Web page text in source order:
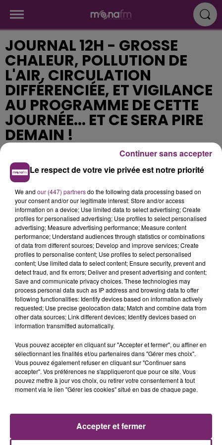
JOURNAL 12H - GROSSE
CHALEUR, POLLUTION DE
L'AIR, CIRCULATION
DIFFÉRENCIÉE, ET VIGILANCE
AU PROGRAMME DE CETTE
JOURNÉE... ET CE SERA PIRE
DEMAIN !
Publié : 24 juillet 2019 à 11h12
PHOTOS PUBLICITÉ
Le respect de votre vie privée est notre priorité
We and our (447) partnersdo the following data processing based on
your consent and/or our legitimate interest: Store and/or access
information on a device; Use limited data to select advertising; Create
profiles for personalised advertising; Use profiles to select personalised
advertising; Measure advertising performance; Measure content
performance; Understand audiences through statistics or combinations
of data from different sources; Develop and improve services; Create
profiles to personalise content; Use profiles to select personalised
content; Use limited data to select content; Ensure security, prevent and
detect fraud, and fix errors; Deliver and present advertising and content;
Save and communicate privacy choices. These technologies may
process personal data such as IP address and browsing data to offer
following functionalities: Identify devices based on information actively
requested; Use precise geolocation data; Match and combine data from
other data sources; Link different devices; Identify devices based on
information transmitted automatically.
Vous pouvez accepter en cliquant sur "Accepter et fermer", ou affiner en
sélectionnant les finalités et/ou partenaires dans "Gérer mes choix".
Vous pouvez également refuser en cliquant sur "Continuer sans
accepter". Vos préférences ne s'appliqueront que pour ce site. Vous
pouvez mettre à jour vos choix, ou retirer votre consentement à tout
moment via le lien "Gérer les cookies" situé en bas de chaque page.
Accepter et fermer
Continuer sans accepter